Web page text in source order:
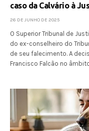
caso da Calvário à
26 DE JUNHO DE 2025
O Superior Tribunal de
do ex-conselheiro do
de seu falecimento. A
Francisco Falcão no